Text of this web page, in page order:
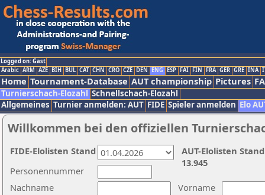
Logged on: Gast
Arabic ARM AZE BIH BUL CAT CHN CRO CZE DEN ENG ESP FAI FIN FRA GER GRE INA
Home Tournament-Database AUT championship Pictures
Turnierschach-Elozahl Schnellschach-Elozahl
Allgemeines Turnier anmelden: AUT FIDE Spieler anmelden Elo
Willkommen bei den offiziellen
Nachname
Vorname
Personennummer
AUT-Elolisten
13.945
FIDE-Elolisten Stand